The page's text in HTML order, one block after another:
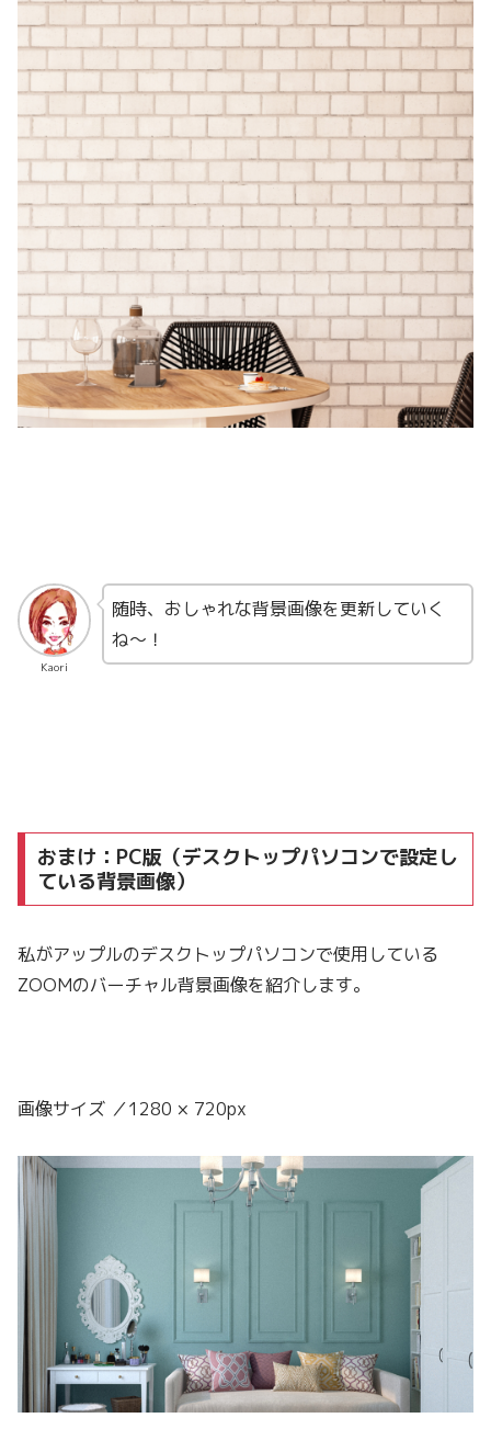
Kaori
随時、おしゃれな背景画像を更新していく
ね〜！
おまけ：PC版（デスクトップパソコンで設定し
ている背景画像）
私がアップルのデスクトップパソコンで使用している
ZOOMのバーチャル背景画像を紹介します。
画像サイズ ／1280 × 720px